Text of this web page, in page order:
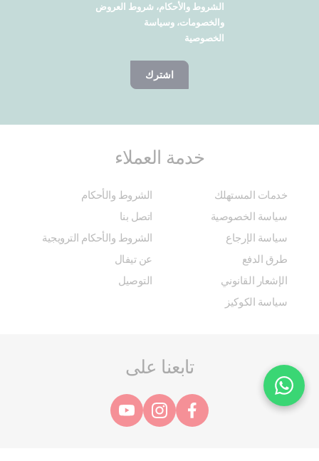
الشروط والأحكام، شروط العروض
والخصومات، وسياسة
الخصوصية
اشترك
خدمة العملاء
خدمات المستهلك
الشروط والأحكام
سياسة الخصوصية
اتصل بنا
سياسة الإرجاع
الشروط والأحكام الترويجية
طرق الدفع
عن تيفال
الإشعار القانوني
التوصيل
سياسة الكوكيز
تابعنا على